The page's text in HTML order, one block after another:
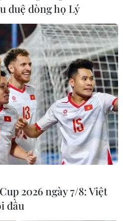
Hồ Chí Minh:
Cộng sản Việt Nam
với khát vọng giải phóng
Quốc đã hoạt động tích cực,
để chuẩn bị cho sự ra đời
thân của Đảng.
duệ dòng họ Lý
2026 ngày 7/8: Việt
đầu